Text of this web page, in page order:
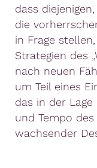
dass
die
in Frage
Strategien des
nach neuen
um Teil eines
das in der
und Tempo
wachsender